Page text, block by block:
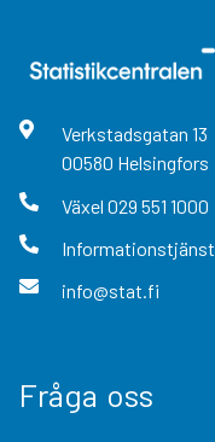
Verkstadsgatan 13
00580 Helsingfors
Växel 029 551 1000
Informationstjänst
info@stat.fi
Fråga oss